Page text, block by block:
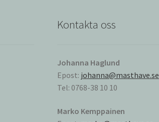
Kontakta oss
Johanna Haglund
Epost: johanna@masthave.se
Tel: 0768-38 10 10
Marko Kemppainen